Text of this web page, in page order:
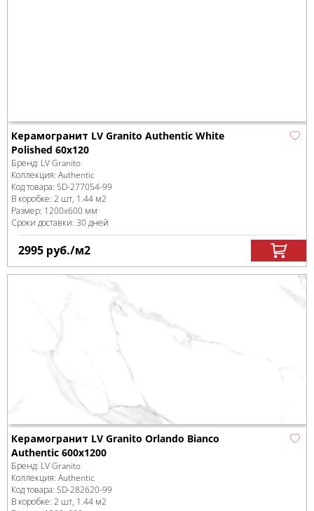
Керамогранит LV Granito Authentic White
Polished 60x120
Бренд: LV Granito
Коллекция: Authentic
Код товара: SD-277054-99
В коробке: 2 шт, 1.44 м2
Размер: 1200x600 мм
Сроки доставки: 30 дней
2995 руб./м2
Керамогранит LV Granito Orlando Bianco
Authentic 600x1200
Бренд: LV Granito
Коллекция: Authentic
Код товара: SD-282620-99
В коробке: 2 шт, 1.44 м2